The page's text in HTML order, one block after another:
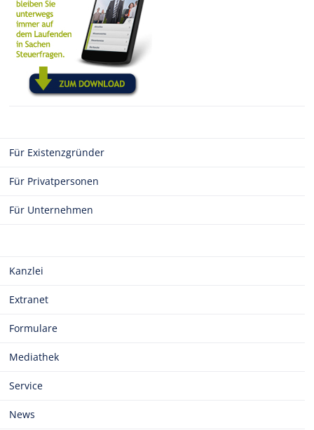
Für Existenzgründer
Für Privatpersonen
Für Unternehmen
Kanzlei
Extranet
Formulare
Mediathek
Service
News